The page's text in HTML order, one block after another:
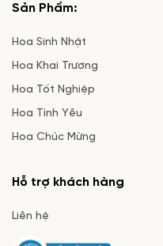
Sản Phẩm:
Hoa Sinh Nhật
Hoa Khai Trương
Hoa Tốt Nghiệp
Hoa Tình Yêu
Hoa Chúc Mừng
Hỗ trợ khách hàng
Liên hệ